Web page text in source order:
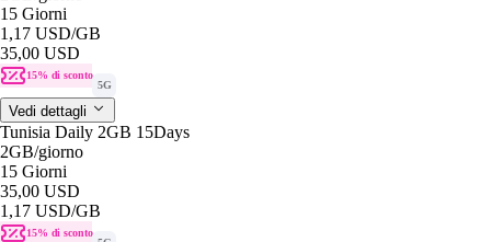
15 Giorni
1,17 USD/GB
35,00 USD
15% di sconto
5G
Vedi dettagli
Tunisia Daily 2GB 15Days
2GB/giorno
15 Giorni
35,00 USD
1,17 USD/GB
15% di sconto